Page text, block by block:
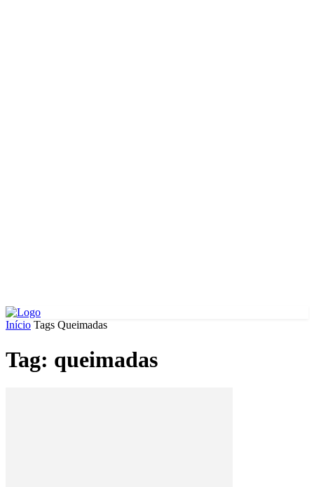
Início Tags Queimadas
Tag: queimadas